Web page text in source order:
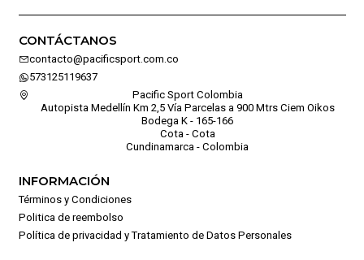
CONTÁCTANOS
contacto@pacificsport.com.co
573125119637
Pacific Sport Colombia
Autopista Medellín Km 2,5 Vía Parcelas a 900 Mtrs Ciem Oikos
Bodega K - 165-166
Cota - Cota
Cundinamarca - Colombia
INFORMACIÓN
Términos y Condiciones
Politica de reembolso
Política de privacidad y Tratamiento de Datos Personales